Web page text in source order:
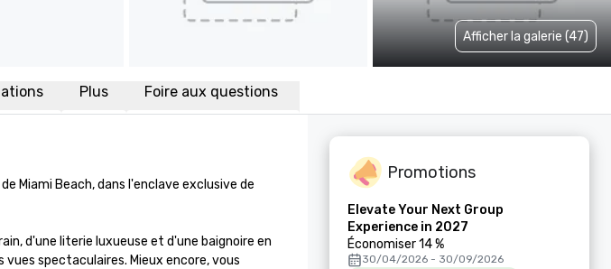
Afficher la galerie (47)
Plus Foire aux questions
Miami Beach, dans l'enclave exclusive de
d'une literie luxueuse et d'une baignoire en
spectaculaires. Mieux encore, vous
Promotions
Elevate Your Next Group
Experience in 2027
Économiser 14 %
30/04/2026 - 30/09/2026